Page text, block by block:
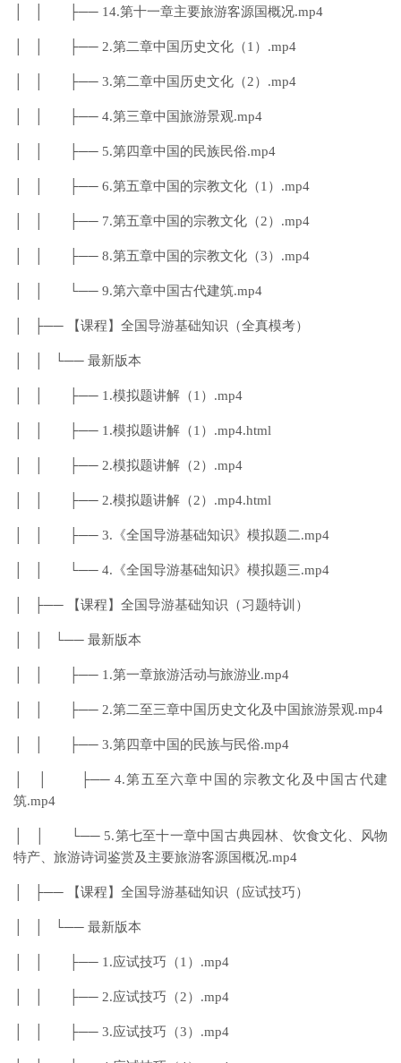
│ │ ├── 14.第十一章主要旅游客源国概况.mp4
│ │ ├── 2.第二章中国历史文化（1）.mp4
│ │ ├── 3.第二章中国历史文化（2）.mp4
│ │ ├── 4.第三章中国旅游景观.mp4
│ │ ├── 5.第四章中国的民族民俗.mp4
│ │ ├── 6.第五章中国的宗教文化（1）.mp4
│ │ ├── 7.第五章中国的宗教文化（2）.mp4
│ │ ├── 8.第五章中国的宗教文化（3）.mp4
│ │ └── 9.第六章中国古代建筑.mp4
│ ├── 【课程】全国导游基础知识（全真模考）
│ │ └── 最新版本
│ │ ├── 1.模拟题讲解（1）.mp4
│ │ ├── 1.模拟题讲解（1）.mp4.html
│ │ ├── 2.模拟题讲解（2）.mp4
│ │ ├── 2.模拟题讲解（2）.mp4.html
│ │ ├── 3.《全国导游基础知识》模拟题二.mp4
│ │ └── 4.《全国导游基础知识》模拟题三.mp4
│ ├── 【课程】全国导游基础知识（习题特训）
│ │ └── 最新版本
│ │ ├── 1.第一章旅游活动与旅游业.mp4
│ │ ├── 2.第二至三章中国历史文化及中国旅游景观.mp4
│ │ ├── 3.第四章中国的民族与民俗.mp4
│ │ ├── 4.第五至六章中国的宗教文化及中国古代建
筑.mp4
│ │ └── 5.第七至十一章中国古典园林、饮食文化、风物
特产、旅游诗词鉴赏及主要旅游客源国概况.mp4
│ ├── 【课程】全国导游基础知识（应试技巧）
│ │ └── 最新版本
│ │ ├── 1.应试技巧（1）.mp4
│ │ ├── 2.应试技巧（2）.mp4
│ │ ├── 3.应试技巧（3）.mp4